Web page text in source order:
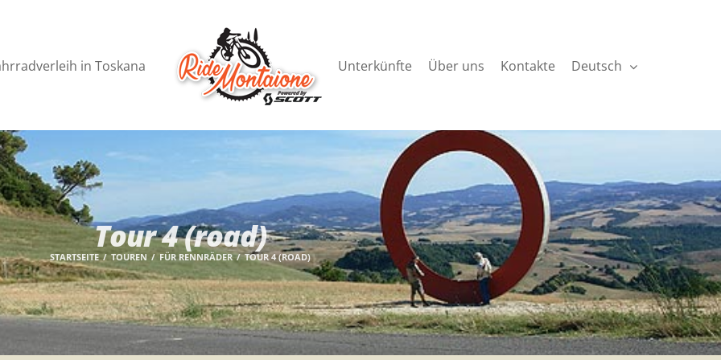
in Toskana Unterkünfte Über uns Kontakte Deutsch
Tour 4 (road)
STARTSEITE TOUREN FÜR RENNRÄDER TOUR 4 (ROAD)